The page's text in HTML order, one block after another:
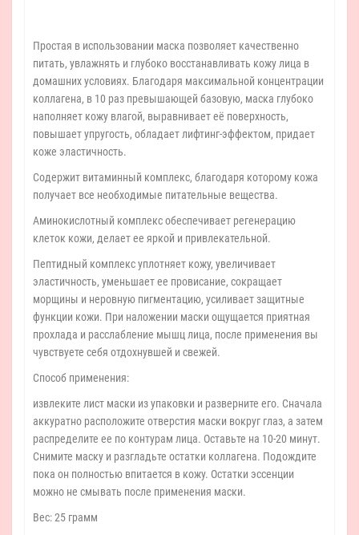
Простая в использовании маска позволяет качественно
питать, увлажнять и глубоко восстанавливать кожу лица в
домашних условиях. Благодаря максимальной концентрации
коллагена, в 10 раз превышающей базовую, маска глубоко
наполняет кожу влагой, выравнивает её поверхность,
повышает упругость, обладает лифтинг-эффектом, придает
коже эластичность.
Содержит витаминный комплекс, благодаря которому кожа
получает все необходимые питательные вещества.
Аминокислотный комплекс обеспечивает регенерацию
клеток кожи, делает ее яркой и привлекательной.
Пептидный комплекс уплотняет кожу, увеличивает
эластичность, уменьшает ее провисание, сокращает
морщины и неровную пигментацию, усиливает защитные
функции кожи. При наложении маски ощущается приятная
прохлада и расслабление мышц лица, после применения вы
чувствуете себя отдохнувшей и свежей.
Способ применения:
извлеките лист маски из упаковки и разверните его. Сначала
аккуратно расположите отверстия маски вокруг глаз, а затем
распределите ее по контурам лица. Оставьте на 10-20 минут.
Снимите маску и разгладьте остатки коллагена. Подождите
пока он полностью впитается в кожу. Остатки эссенции
можно не смывать после применения маски.
Вес: 25 грамм